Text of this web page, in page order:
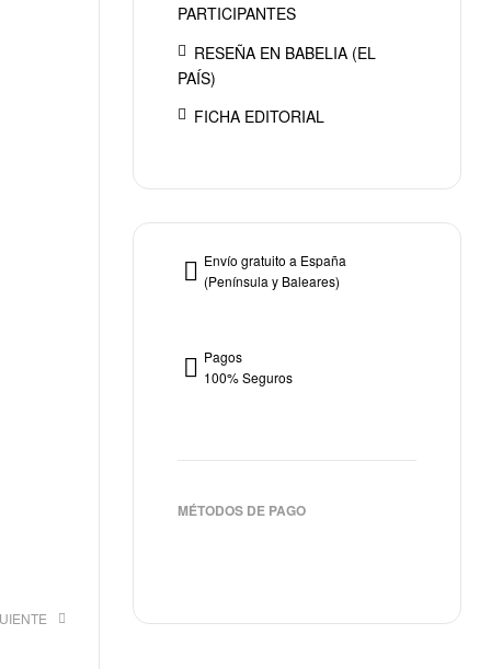
PARTICIPANTES
RESEÑA EN BABELIA (EL
PAÍS)
FICHA EDITORIAL
Envío gratuito a España
(Península y Baleares)
Pagos
100% Seguros
MÉTODOS DE PAGO